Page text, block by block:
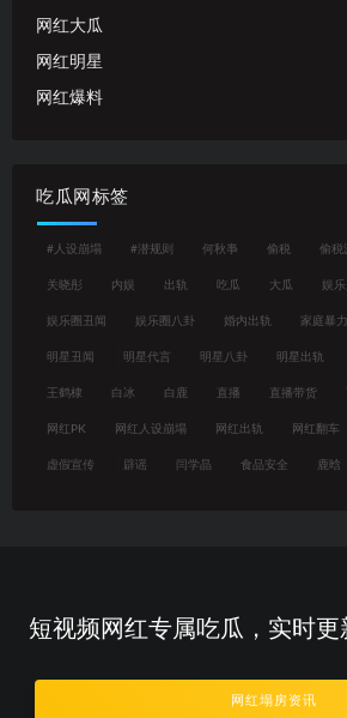
网红大瓜
网红明星
网红爆料
吃瓜网标签
#人设崩塌 #潜规则 何秋亊 偷税 偷税
关晓彤 内娱 出轨 吃瓜 大瓜 娱
娱乐圈丑闻 娱乐圈八卦 婚内出轨 家庭暴力
明星丑闻 明星代言 明星八卦 明星出轨
王鹤棣 白冰 白鹿 直播 直播带货
网红PK 网红人设崩塌 网红出轨 网红翻车
虚假宣传 辟谣 闫学晶 食品安全 鹿晗
短视频网红专属吃瓜，实时
网红塌房资讯